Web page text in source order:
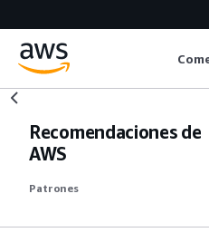
Recomendaciones de
AWS
Patrones